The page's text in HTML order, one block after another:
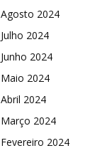
Agosto 2024
Julho 2024
Junho 2024
Maio 2024
Abril 2024
Março 2024
Fevereiro 2024